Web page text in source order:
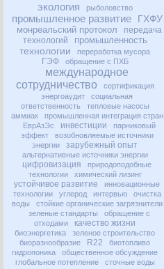
экология рыболовство
промышленное развитие ГХФУ
монреальский протокол
передача
технологий
промышленность
технологии переработка мусора
ГЭФ обращение с ПХБ
международное
сотрудничество
сертификация
энергоаудит
социальная
ответственность
тепловые насосы
аммиак
промышленная интеграция стран
ЕврАзЭс
инвестиции
парниковый
эффект
возобновляемые источники
энергии
зарубежный опыт
альтернативные источники энергии
цифровизация
природоподобные
технологии
химический лизинг
устойчивое развитие
инновационные
технологии
углерод интервью
очистка
воды
стойкие органические загрязнители
зеленые стандарты
обращение с
отходами
качество жизни
биоэнергетика
зеленое строительство
биоразнообразие
R22
биотопливо
гидропоника
общественное обсуждение
глобальное потепление
сточные воды